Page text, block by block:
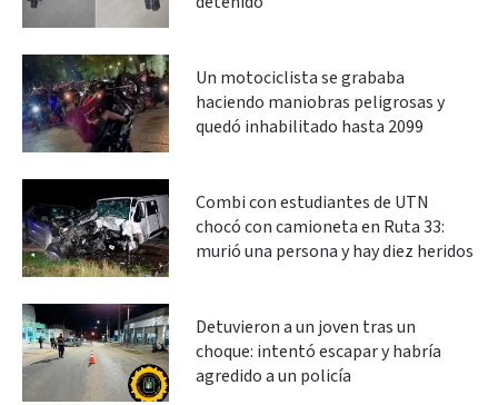
Un motociclista se grababa
haciendo maniobras peligrosas y
quedó inhabilitado hasta 2099
Combi con estudiantes de UTN
chocó con camioneta en Ruta 33:
murió una persona y hay diez heridos
Detuvieron a un joven tras un
choque: intentó escapar y habría
agredido a un policía